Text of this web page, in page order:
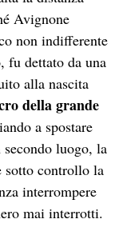
Avignone
non indifferente
fu dettato da una
alla nascita
della grande
a spostare
secondo luogo, la
sotto controllo la
interrompere
mai interrotti.